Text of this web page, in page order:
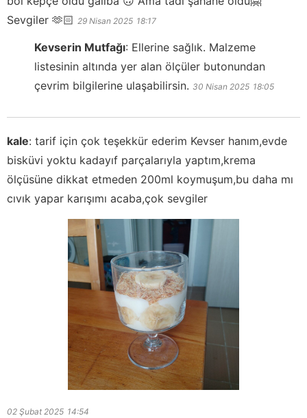
Sevgiler 🫶🏻 29 Nisan 2025 18:17
Kevserin Mutfağı: Ellerine sağlık. Malzeme
listesinin altında yer alan ölçüler butonundan
çevrim bilgilerine ulaşabilirsin. 30 Nisan 2025 18:05
kale: tarif için çok teşekkür ederim Kevser hanım,evde
bisküvi yoktu kadayıf parçalarıyla yaptım,krema
ölçüsüne dikkat etmeden 200ml koymuşum,bu daha mı
cıvık yapar karışımı acaba,çok sevgiler
02 Şubat 2025 14:54